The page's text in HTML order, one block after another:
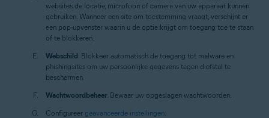
websites de locatie, microfoon of camera van uw apparaat kunnen
gebruiken. Wanneer een site om toestemming vraagt, verschijnt er
een pop-upvenster waarin u de optie krijgt om toegang toe te staan
of te blokkeren.
Webschild: Blokkeer automatisch de toegang tot malware en
phishingsites om uw persoonlijke gegevens tegen diefstal te
beschermen.
Wachtwoordbeheer: Bewaar uw opgeslagen wachtwoorden.
Configureer geavanceerde instellingen